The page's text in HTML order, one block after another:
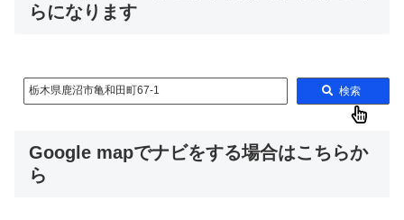
らになります
栃木県鹿沼市亀和田町67-1 検索
Google mapでナビをする場合はこちらか
ら